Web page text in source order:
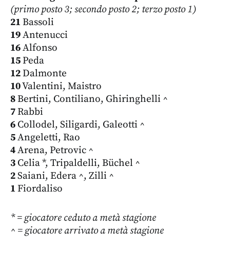
(primo posto 3; secondo posto 2; terzo posto 1)
21 Bassoli
19Antenucci
16Alfonso
15Peda
12Dalmonte
10Valentini, Maistro
8Bertini, Contiliano, Ghiringhelli ^
7Rabbi
6 Collodel, Siligardi, Galeotti ^
5Angeletti, Rao
4Arena, Petrovic ^
3 Celia *, Tripaldelli, Büchel ^
2Saiani, Edera ^, Zilli ^
1 Fiordaliso
* = giocatore ceduto a metà stagione
^ = giocatore arrivato a metà stagione